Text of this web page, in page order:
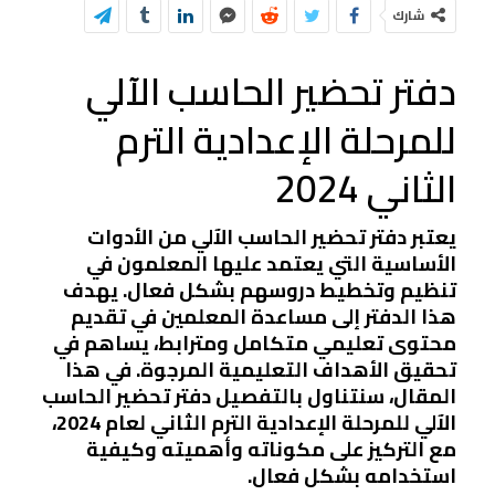
شارك
دفتر تحضير الحاسب الآلي
للمرحلة الإعدادية الترم
الثاني 2024
يعتبر دفتر تحضير الحاسب الآلي من الأدوات
الأساسية التي يعتمد عليها المعلمون في
تنظيم وتخطيط دروسهم بشكل فعال. يهدف
هذا الدفتر إلى مساعدة المعلمين في تقديم
محتوى تعليمي متكامل ومترابط، يساهم في
تحقيق الأهداف التعليمية المرجوة. في هذا
المقال، سنتناول بالتفصيل دفتر تحضير الحاسب
الآلي للمرحلة الإعدادية الترم الثاني لعام 2024،
مع التركيز على مكوناته وأهميته وكيفية
استخدامه بشكل فعال.